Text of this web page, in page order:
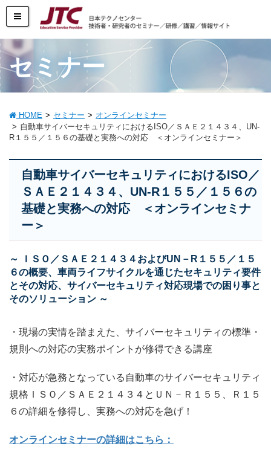
セミナー
HOME セミナー
オンラインセミナー
自動車サイバーセキュリティにおけるISO／ＳＡＥ２１４３４、UN‐
R１５５／１５６の基礎と実務への対応 ＜オンラインセミナー＞
自動車サイバーセキュリティにおけるISO／
ＳＡＥ２１４３４、UN‐R１５５／１５６の
基礎と実務への対応 ＜オンラインセミナ
ー＞
～ ＩＳＯ／ＳＡＥ２１４３４およびUN－R１５５／１５
６の概要、車両ライフサイクルを通じたセキュリティ要件
とその対応、サイバーセキュリティ対応現場での困り事と
そのソリューション ～
・現場の実情を踏まえた、サイバーセキュリティの標準・
規則への対応の実務ポイントが修得できる講座
・対応が急務となっている自動車のサイバーセキュリティ
規格ＩＳＯ／ＳＡＥ２１４３４とＵＮ－Ｒ１５５、Ｒ１５
６の詳細を修得し、実務への対応を急げ！
オンラインセミナーの詳細はこちら：